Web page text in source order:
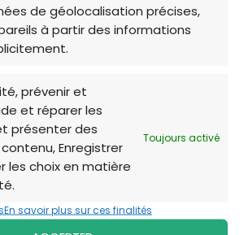
de géolocalisation précises,
à partir des informations
prévenir et
et réparer les
présenter des
Enregistrer
les choix en matière
Toujours activé
En savoir plus sur ces finalités
: avant d’adopter,
d’adoption et
AniPassion. Les membres y
d’un animal dans son
— un vrai plus pour adopter en
les options d'adoption à
locaux dépendent de votre